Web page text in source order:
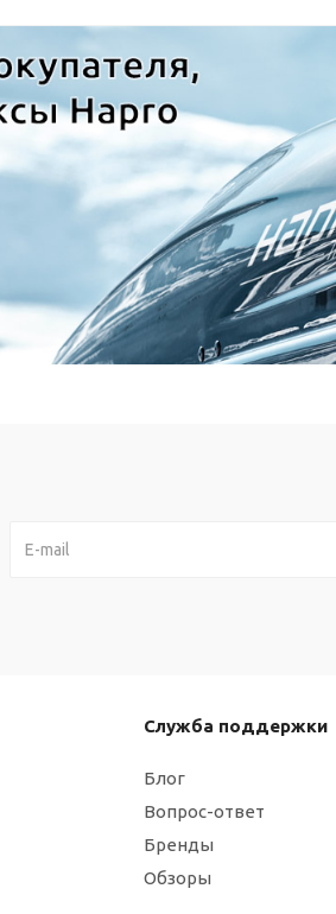
Служба поддержки
Блог
Вопрос-ответ
Бренды
Обзоры